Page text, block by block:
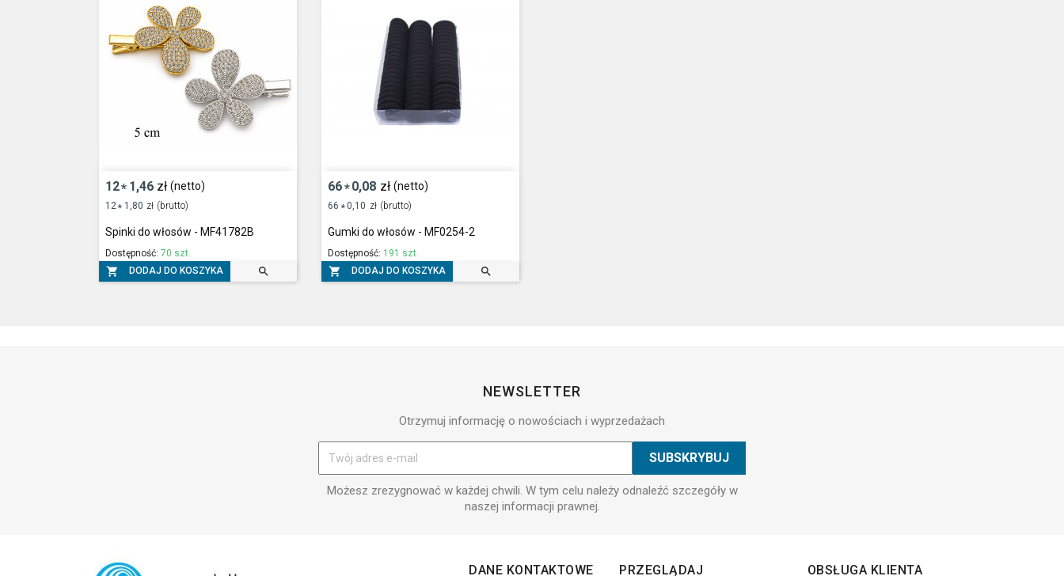
12* 1,46 zł (netto)
12* 1,80 zł (brutto)
Spinki do włosów - MF41782B
Dostępność: 70 szt.
 DODAJ DO KOSZYKA 
66*0,08 zł (netto)
66 *0,10 zł (brutto)
Gumki do włosów - MF0254-2
Dostępność: 191 szt.
 DODAJ DO KOSZYKA 
NEWSLETTER
Otrzymuj informację o nowościach i wyprzedażach
Możesz zrezygnować w każdej chwili. W tym celu należy odnaleźć szczegóły w
naszej informacji prawnej.
DANE KONTAKTOWE PRZEGLĄDAJ OBSŁUGA KLIENTA